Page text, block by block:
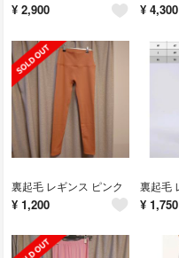
¥ 2,900 ¥ 4,300
裏起毛 レギンス ピンク
¥ 1,200 ¥ 1,750